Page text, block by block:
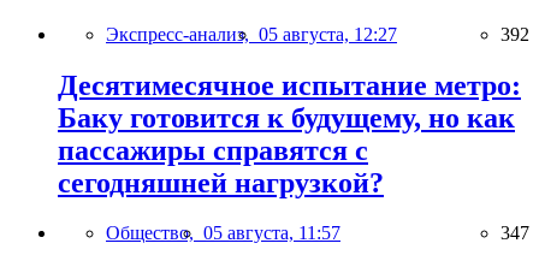
Экспресс-анализ, 05 августа, 12:27 392
Десятимесячное испытание метро:
Баку готовится к будущему, но как
пассажиры справятся с
сегодняшней нагрузкой?
Общество, 05 августа, 11:57 347